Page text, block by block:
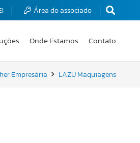
Área do associado
Onde Estamos Contato
Empresária LAZU Maquiagens